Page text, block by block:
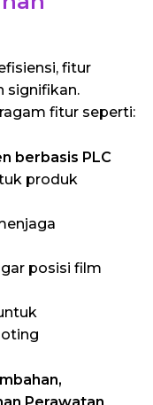
fitur
signifikan.
fitur seperti:
berbasis PLC
produk
posisi film
Perawatan